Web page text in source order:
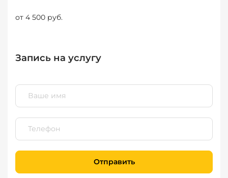
от 4 500 руб.
Запись на услугу
Отправить